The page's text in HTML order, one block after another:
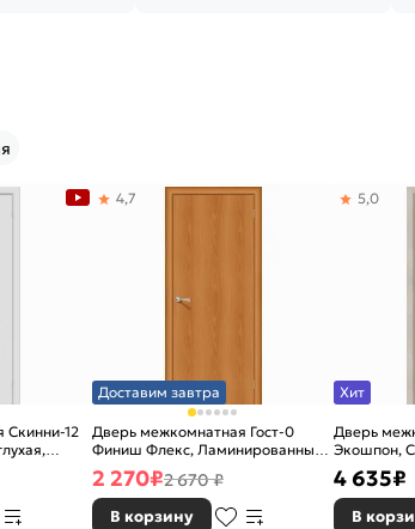
Скинни-12
Доставим завтра
Дверь межкомнатная Гост-0
Финиш Флекс, Ламинированные
Л-12 (МиланОрех), глухая,
каркасно-щитовая
4,7
2 270₽2 670 ₽
В корзину
Хит
Дверь
Экошпон,
5,0
4 635₽
В